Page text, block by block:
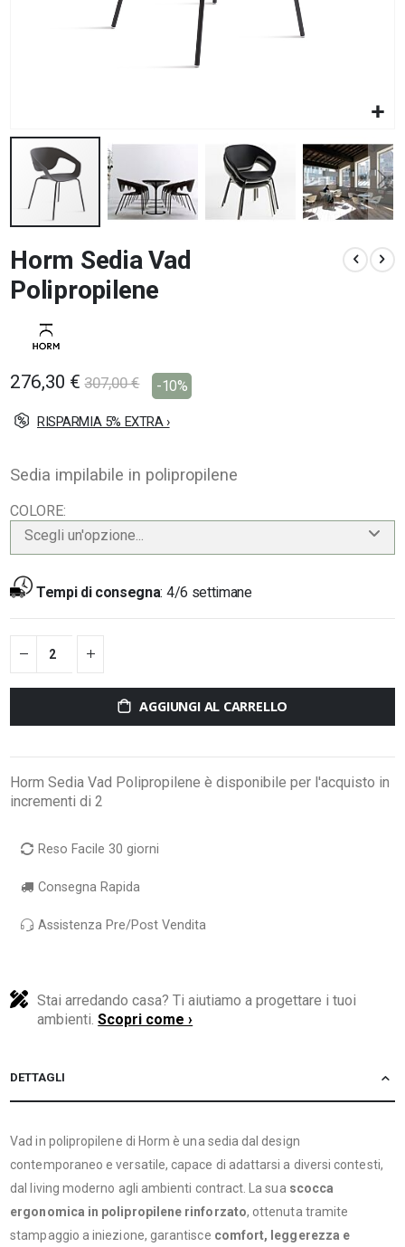
all'inizio
della
galleria
immagini
Horm Sedia Vad
Polipropilene
276,30 € 307,00 € -10%
RISPARMIA 5% EXTRA ›
Sedia impilabile in polipropilene
COLORE
Scegli un'opzione...
Tempi di consegna: 4/6 settimane
AGGIUNGI AL CARRELLO
Horm Sedia Vad Polipropilene è disponibile per l'acquisto in
incrementi di 2
Reso Facile 30 giorni
Consegna Rapida
Assistenza Pre/Post Vendita
Stai arredando casa? Ti aiutiamo a progettare i tuoi
ambienti.Scopri come ›
DETTAGLI
Vad in polipropilene di Horm è una sedia dal design
contemporaneo e versatile, capace di adattarsi a diversi contesti,
dal living moderno agli ambienti contract. La sua scocca
ergonomica in polipropilene rinforzato, ottenuta tramite
stampaggio a iniezione, garantisce comfort, leggerezza e